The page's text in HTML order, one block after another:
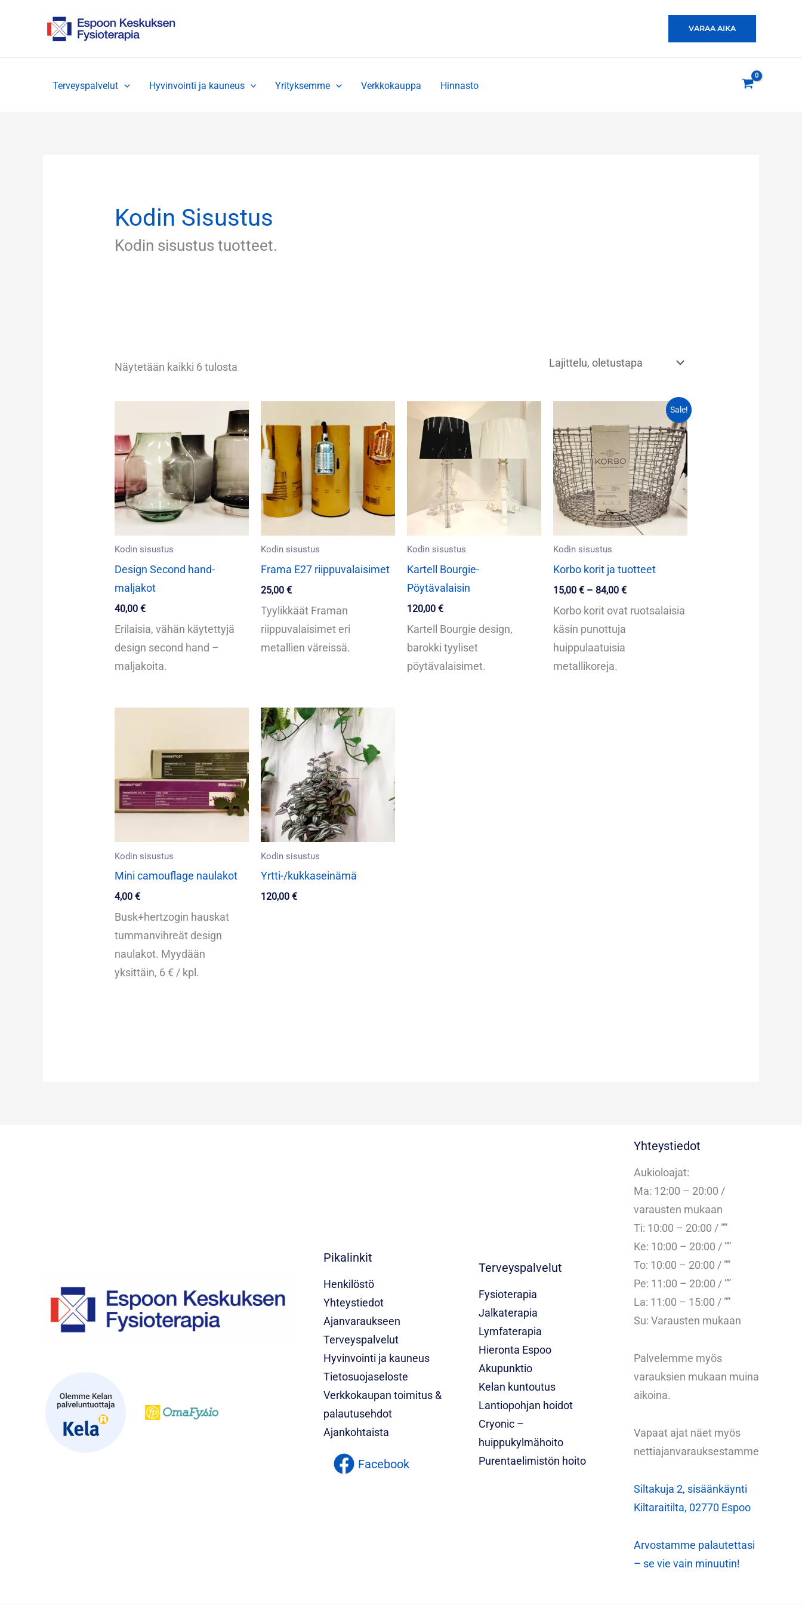
VARAA AIKA
Terveyspalvelut Hyvinvointi ja kauneus Yrityksemme Verkkokauppa Hinnasto
Kodin Sisustus
Kodin sisustus tuotteet.
Näytetään kaikki 6 tulosta
Kodin sisustus
Design Second hand-
maljakot
40,00€
Erilaisia, vähän käytettyjä
design second hand –
maljakoita.
Kodin sisustus
Frama E27 riippuvalaisimet
25,00€
Tyylikkäät Framan
riippuvalaisimet eri
metallien väreissä.
Kodin sisustus
Kartell Bourgie-
Pöytävalaisin
120,00 €
Kartell Bourgie design,
barokki tyyliset
pöytävalaisimet.
Sale!
Kodin sisustus
Korbo korit ja tuotteet
15,00 € – 84,00 €
Hintaluokka:
84,00 €
Korbo korit ovat ruotsalaisia
käsin punottuja
huippulaatuisia
metallikoreja.
Kodin sisustus
Mini camouflage naulakot
4,00€
Busk+hertzogin hauskat
tummanvihreät design
naulakot. Myydään
yksittäin, 6 € / kpl.
Kodin sisustus
Yrtti-/kukkaseinämä
120,00€
Pikalinkit
Henkilöstö
Yhteystiedot
Ajanvaraukseen
Terveyspalvelut
Hyvinvointi ja kauneus
Tietosuojaseloste
Verkkokaupan toimitus &
palautusehdot
Ajankohtaista
Facebook
Terveyspalvelut
Fysioterapia
Jalkaterapia
Lymfaterapia
Hieronta Espoo
Akupunktio
Kelan kuntoutus
Lantiopohjan hoidot
Cryonic –
huippukylmähoito
Purentaelimistön hoito
Yhteystiedot
Aukioloajat:
Ma: 12:00 – 20:00 /
varausten mukaan
Ti: 10:00 – 20:00 / ””
Ke: 10:00 – 20:00 / ””
To: 10:00 – 20:00 / ””
Pe: 11:00 – 20:00 / ””
La: 11:00 – 15:00 / ””
Su: Varausten mukaan
Palvelemme myös
varauksien mukaan muina
aikoina.
Vapaat ajat näet myös
nettiajanvarauksestamme
Siltakuja 2, sisäänkäynti
Kiltaraitilta, 02770 Espoo
Arvostamme palautettasi
– se vie vain minuutin!